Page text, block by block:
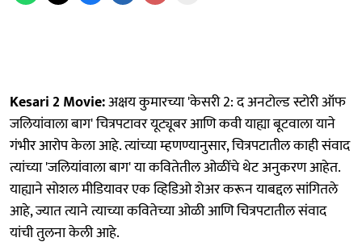
Kesari 2 Movie:अक्षय कुमारच्या 'केसरी 2: द अनटोल्ड स्टोरी ऑफ
जलियांवाला बाग' चित्रपटावर यूट्यूबर आणि कवी याह्या बूटवाला याने
गंभीर आरोप केला आहे. त्यांच्या म्हणण्यानुसार, चित्रपटातील काही संवाद
त्यांच्या 'जलियांवाला बाग' या कवितेतील ओळींचे थेट अनुकरण आहेत.
याह्याने सोशल मीडियावर एक व्हिडिओ शेअर करून याबद्दल सांगितले
आहे, ज्यात त्याने त्याच्या कवितेच्या ओळी आणि चित्रपटातील संवाद
यांची तुलना केली आहे.​